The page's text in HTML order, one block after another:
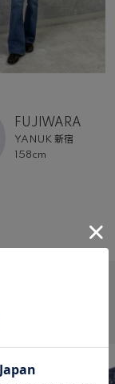
FUJIWARA
YANUK 新宿
158cm